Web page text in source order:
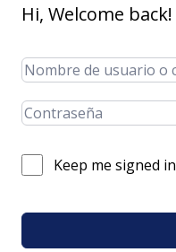
Hi, Welcome back!
Keep me signed in